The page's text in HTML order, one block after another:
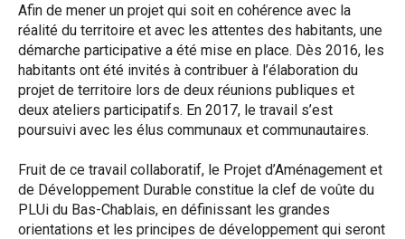
Afin de mener un projet qui soit en cohérence avec la
réalité du territoire et avec les attentes des habitants, une
démarche participative a été mise en place. Dès 2016, les
habitants ont été invités à contribuer à l’élaboration du
projet de territoire lors de deux réunions publiques et
deux ateliers participatifs. En 2017, le travail s’est
poursuivi avec les élus communaux et communautaires.
Fruit de ce travail collaboratif, le Projet d’Aménagement et
de Développement Durable constitue la clef de voûte du
PLUi du Bas-Chablais, en définissant les grandes
orientations et les principes de développement qui seront